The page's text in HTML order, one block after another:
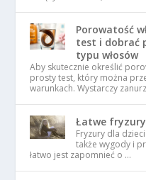
Porowatość
test i dobrać
typu włosów
Aby skutecznie określić
prosty test, który można
warunkach. Wystarczy
Łatwe
Fryzury dla
także wygody i
łatwo jest zapomnieć o …